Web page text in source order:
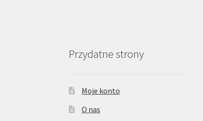
Przydatne strony
Moje konto
O nas